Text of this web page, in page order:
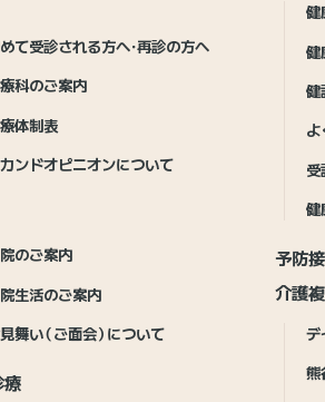
て受診される方へ・再診の方へ
科のご案内
体制表
ンドオピニオンについて
のご案内
生活のご案内
舞い（ご面会）について
療
健
健
健
よ
受
健
予防
介護
デ
熊